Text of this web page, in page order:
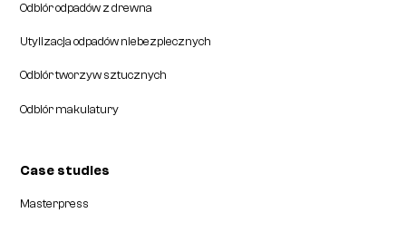
Odbiór odpadów z drewna
Utylizacja odpadów niebezpiecznych
Odbiór tworzyw sztucznych
Odbiór makulatury
Case studies
Masterpress